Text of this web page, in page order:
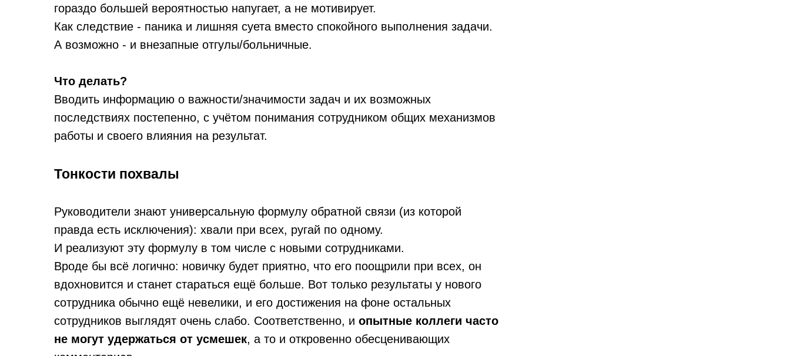
гораздо большей вероятностью напугает, а не мотивирует.
Как следствие - паника и лишняя суета вместо спокойного выполнения задачи.
А возможно - и внезапные отгулы/больничные.
Что делать?
Вводить информацию о важности/значимости задач и их возможных
последствиях постепенно, с учётом понимания сотрудником общих механизмов
работы и своего влияния на результат.
Тонкости похвалы
Руководители знают универсальную формулу обратной связи (из которой
правда есть исключения): хвали при всех, ругай по одному.
И реализуют эту формулу в том числе с новыми сотрудниками.
Вроде бы всё логично: новичку будет приятно, что его поощрили при всех, он
вдохновится и станет стараться ещё больше. Вот только результаты у нового
сотрудника обычно ещё невелики, и его достижения на фоне остальных
сотрудников выглядят очень слабо. Соответственно, и опытные коллеги часто
не могут удержаться от усмешек, а то и откровенно обесценивающих